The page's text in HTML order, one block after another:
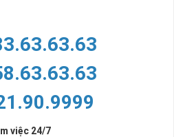
việc 24/7